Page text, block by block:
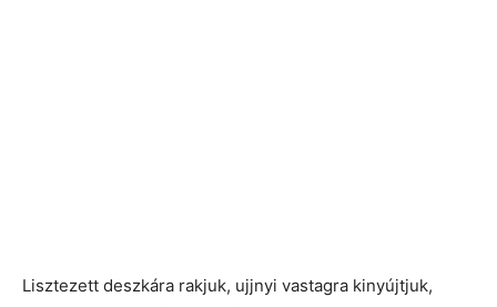
Lisztezett deszkára rakjuk, ujjnyi vastagra kinyújtjuk,